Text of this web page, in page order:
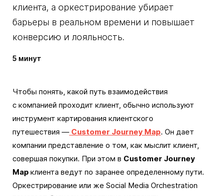
клиента, а оркестрирование убирает
барьеры в реальном времени и повышает
конверсию и лояльность.
5 минут
Чтобы понять, какой путь взаимодействия
с компанией проходит клиент, обычно используют
инструмент картирования клиентского
путешествия — Customer Journey Map. Он дает
компании представление о том, как мыслит клиент,
совершая покупки. При этом в Customer Journey
Map клиента ведут по заранее определенному пути.
Оркестрирование или же Social Media Orchestration